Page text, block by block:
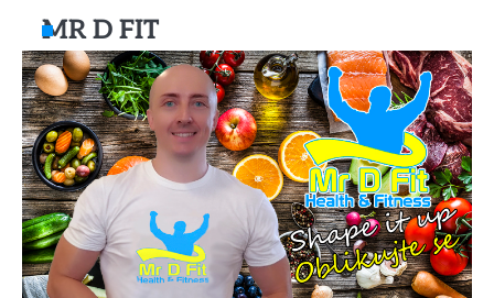
MR D FIT